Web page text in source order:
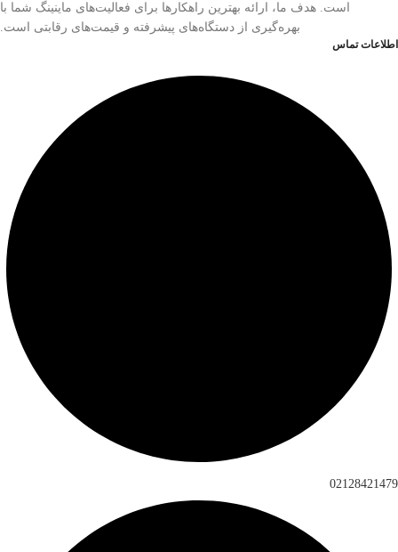
است. هدف ما، ارائه بهترین راهکارها برای فعالیت‌های ماینینگ شما با
بهره‌گیری از دستگاه‌های پیشرفته و قیمت‌های رقابتی است.
اطلاعات تماس
02128421479